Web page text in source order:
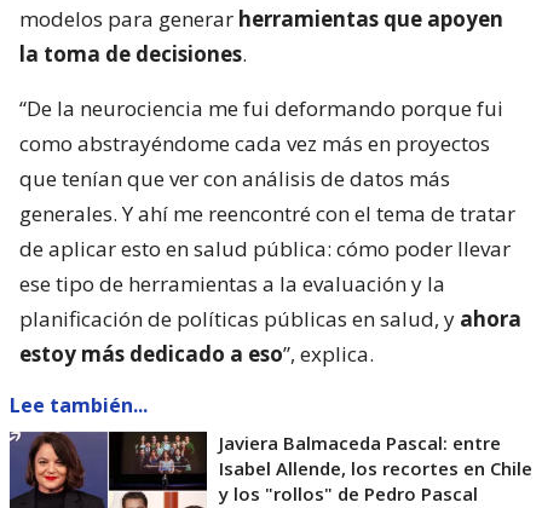
modelos para generar herramientas que apoyen
la toma de decisiones.
“De la neurociencia me fui deformando porque fui
como abstrayéndome cada vez más en proyectos
que tenían que ver con análisis de datos más
generales. Y ahí me reencontré con el tema de tratar
de aplicar esto en salud pública: cómo poder llevar
ese tipo de herramientas a la evaluación y la
planificación de políticas públicas en salud, y ahora
estoy más dedicado a eso”, explica.
Lee también...
Javiera Balmaceda Pascal: entre
Isabel Allende, los recortes en Chile
y los "rollos" de Pedro Pascal